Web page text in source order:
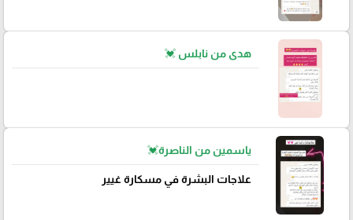
هدى من نابلس 💓
ياسمين من الناصرة💓
علاجات البشرة في مسكارة غيير